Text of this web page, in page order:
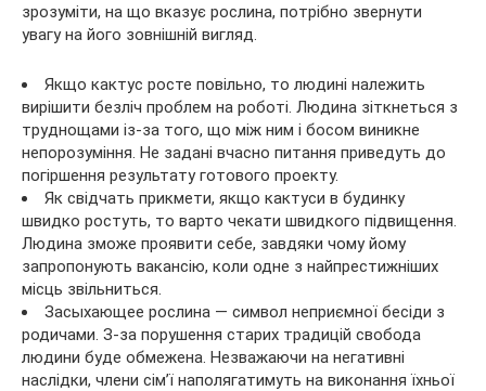
зрозуміти, на що вказує рослина, потрібно звернути
увагу на його зовнішній вигляд.
Якщо кактус росте повільно, то людині належить
вирішити безліч проблем на роботі. Людина зіткнеться з
труднощами із-за того, що між ним і босом виникне
непорозуміння. Не задані вчасно питання приведуть до
погіршення результату готового проекту.
Як свідчать прикмети, якщо кактуси в будинку
швидко ростуть, то варто чекати швидкого підвищення.
Людина зможе проявити себе, завдяки чому йому
запропонують вакансію, коли одне з найпрестижніших
місць звільниться.
Засыхающее рослина — символ неприємної бесіди з
родичами. З-за порушення старих традицій свобода
людини буде обмежена. Незважаючи на негативні
наслідки, члени сім’ї наполягатимуть на виконання їхньої